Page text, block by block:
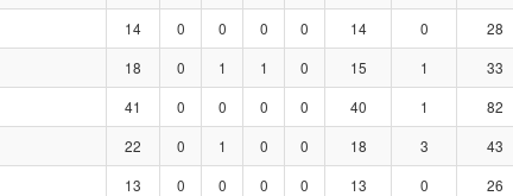
14 0 0 0 0 14 0 28
18 0 1 1 0 15 1 33
41 0 0 0 0 40 1 82
22 0 1 0 0 18 3 43
13 0 0 0 0 13 0 26